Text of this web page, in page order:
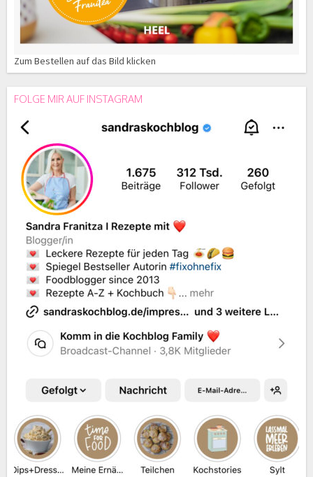
Zum Bestellen auf das Bild klicken
FOLGE MIR AUF INSTAGRAM